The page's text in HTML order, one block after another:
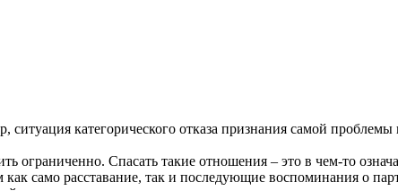
категорического отказа признания самой
Спасать такие отношения – это в чем-то
само расставание, так и последующие воспоминания о